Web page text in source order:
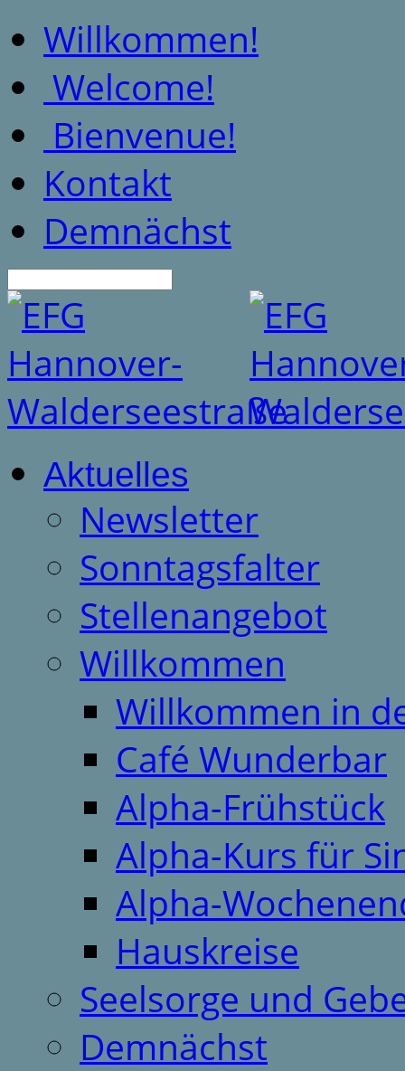
Willkommen!
Welcome!
Bienvenue!
Kontakt
Demnächst
Aktuelles
Newsletter
Sonntagsfalter
Stellenangebot
Willkommen
Willkommen in
Café Wunderbar
Alpha-Frühstück
Alpha-Kurs für
Alpha-
Hauskreise
Seelsorge und
Demnächst